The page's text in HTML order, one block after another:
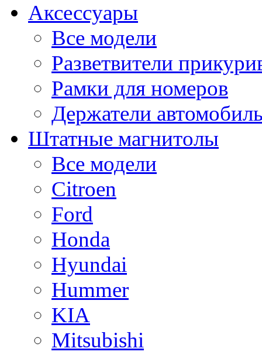
Аксессуары
Все модели
Разветвители
Рамки для номеров
Держатели
Штатные магнитолы
Все модели
Citroen
Ford
Honda
Hyundai
Hummer
KIA
Mitsubishi